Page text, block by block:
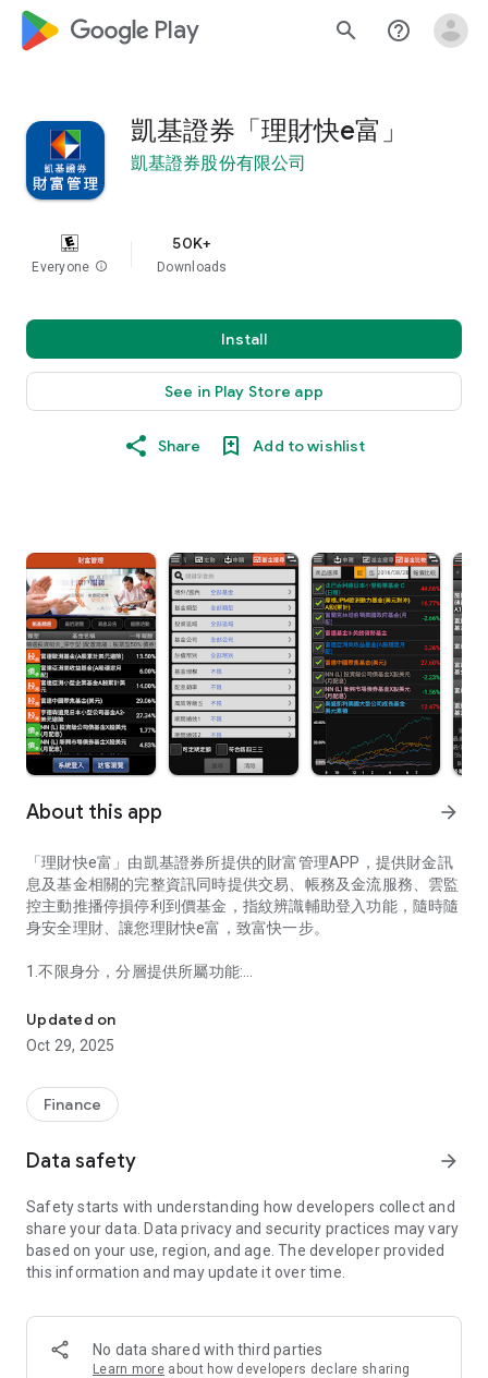
google_logo Play search help_outline
凱基證券「理財快e富」
凱基證券股份有限公司
Everyone info
50K+
Downloads
Install
See in Play Store app
Share Add to wishlist
About this app arrow_forward
「理財快e富」由凱基證券所提供的財富管理APP，提供財金訊
息及基金相關的完整資訊同時提供交易、帳務及金流服務、雲監
控主動推播停損停利到價基金，指紋辨識輔助登入功能，隨時隨
身安全理財、讓您理財快e富，致富快一步。
1.不限身分，分層提供所屬功能:
2.指紋辨識，投資安全確保隱私:
資產管理更安全、隱密，IOS及Android皆提供指紋辨識登入
3.掌握脈動，投資建議同步趨勢:
4.加值功能，凱基研發專屬服務:
多檔基金績效比較功能及技術線圖，基金汰弱留強更輕鬆
眾多面向搜尋功能自由選，精準篩選出適合基金
下單操作簡單順暢，功能介面滑動易如彈指
7.庫存監控，設定指標主動推播:
「雲監控」設定掌握績效，自選提醒次數不煩擾
凱基證券網站及各交易管道所提供之即時報價或盤後分析資料
等，係由第三資訊服務業者提供，僅供委託人參考，凱基證券不
保證其即時性、正確性或完整性，委託人仍應依自己之判斷委託
Updated on
Oct 29, 2025
Finance
Data safety arrow_forward
Safety starts with understanding how developers collect and
share your data. Data privacy and security practices may vary
based on your use, region, and age. The developer provided
this information and may update it over time.
No data shared with third parties
Learn more about how developers declare sharing